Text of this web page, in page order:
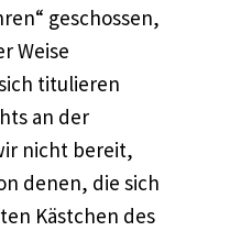
geschossen,
Weise
titulieren
an der
nicht bereit,
denen, die sich
Kästchen des